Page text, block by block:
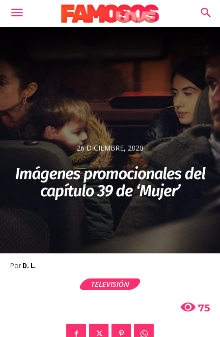
26 DICIEMBRE, 2020
Imágenes promocionales del
capítulo 39 de ‘Mujer’
Por D. L.
TELEVISIÓN
75